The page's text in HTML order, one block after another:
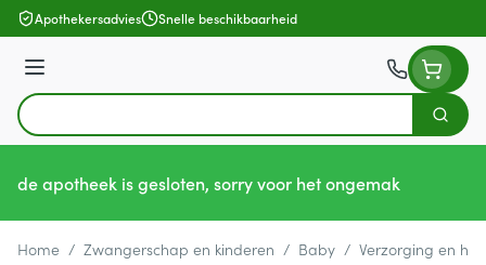
Ga naar de inhoud
Apothekersadvies Snelle beschikbaarheid
Menu
Product, merk, categorie...
Zoek
de apotheek is gesloten, sorry voor het ongemak
Home / Zwangerschap en kinderen / Baby / Verzorging en